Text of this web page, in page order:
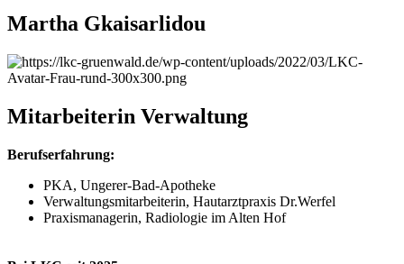
Martha Gkaisarlidou
Mitarbeiterin Verwaltung
Berufserfahrung:
PKA, Ungerer-Bad-Apotheke
Verwaltungsmitarbeiterin, Hautarztpraxis Dr.Werfel
Praxismanagerin, Radiologie im Alten Hof